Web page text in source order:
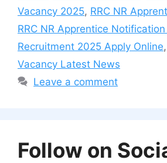
Vacancy 2025, RRC NR
RRC NR Apprentice
Recruitment 2025 Apply Online,
Vacancy Latest News
Leave a comment
Follow on